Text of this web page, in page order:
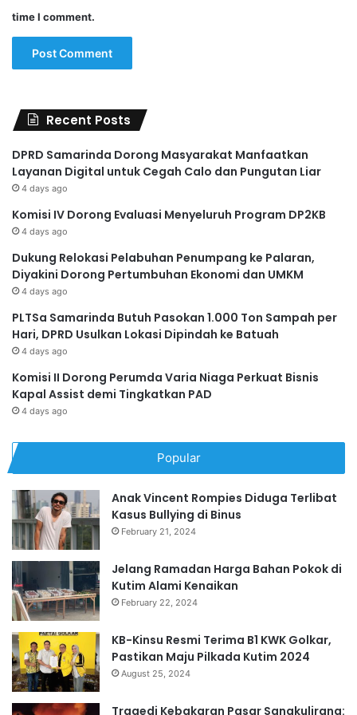
time I comment.
Recent Posts
DPRD Samarinda Dorong Masyarakat Manfaatkan
Layanan Digital untuk Cegah Calo dan Pungutan Liar
4 days ago
Komisi IV Dorong Evaluasi Menyeluruh Program DP2KB
4 days ago
Dukung Relokasi Pelabuhan Penumpang ke Palaran,
Diyakini Dorong Pertumbuhan Ekonomi dan UMKM
4 days ago
PLTSa Samarinda Butuh Pasokan 1.000 Ton Sampah per
Hari, DPRD Usulkan Lokasi Dipindah ke Batuah
4 days ago
Komisi II Dorong Perumda Varia Niaga Perkuat Bisnis
Kapal Assist demi Tingkatkan PAD
4 days ago
Popular
Anak Vincent Rompies Diduga Terlibat
Kasus Bullying di Binus
February 21, 2024
Jelang Ramadan Harga Bahan Pokok di
Kutim Alami Kenaikan
February 22, 2024
KB-Kinsu Resmi Terima B1 KWK Golkar,
Pastikan Maju Pilkada Kutim 2024
August 25, 2024
Tragedi Kebakaran Pasar Sangkulirang: